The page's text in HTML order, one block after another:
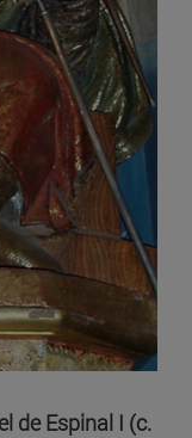
de Espinal I (c.